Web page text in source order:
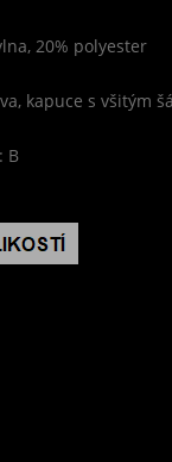
20% polyester
kapuce s všitým
B